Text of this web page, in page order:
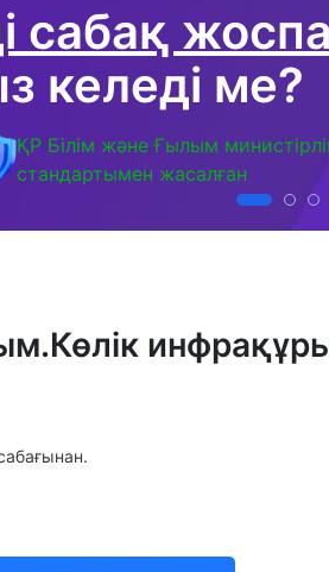
сабақ
келеді ме?
ҚР Білім және Ғылым
стандартымен жасалған